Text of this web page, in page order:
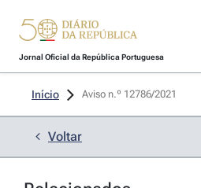
Jornal Oficial da República Portuguesa
Início Aviso n.º 12786/2021
Voltar